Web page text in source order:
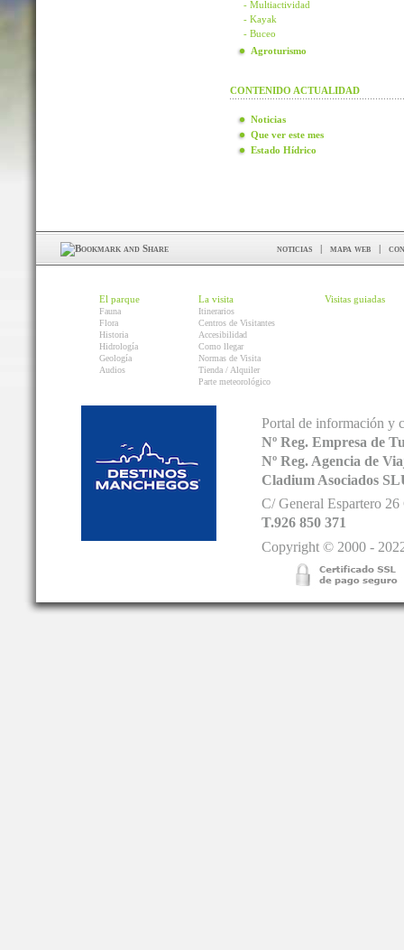
- Multiactividad
- Kayak
- Buceo
Agroturismo
CONTENIDO ACTUALIDAD
Noticias
Que ver este mes
Estado Hídrico
noticias | mapa web |
El parque
Fauna
Flora
Historia
Hidrología
Geología
Audios
La visita
Itinerarios
Centros de Visitantes
Accesibilidad
Como llegar
Normas de Visita
Tienda / Alquiler
Parte meteorológico
Visitas guiadas
Portal de información y
Nº Reg. Empresa de
Nº Reg. Agencia de
Cladium Asociados
C/ General Espartero
T.926 850 371
Copyright © 2000 -